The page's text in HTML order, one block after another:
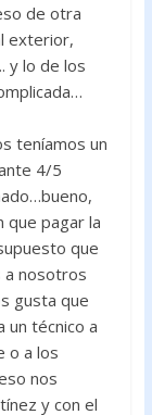
de otra
exterior,
y lo de los
teníamos un
4/5
que pagar la
que
a nosotros
gusta que
un técnico a
o a los
nos
y con el